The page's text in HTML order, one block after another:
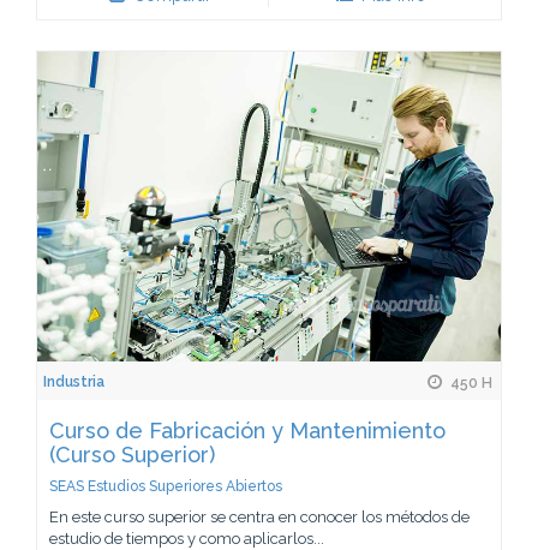
Industria 450 H
Curso de Fabricación y Mantenimiento
(Curso Superior)
SEAS Estudios Superiores Abiertos
En este curso superior se centra en conocer los métodos de
estudio de tiempos y como aplicarlos...